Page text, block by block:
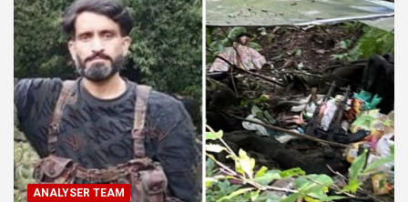
ANALYSER TEAM